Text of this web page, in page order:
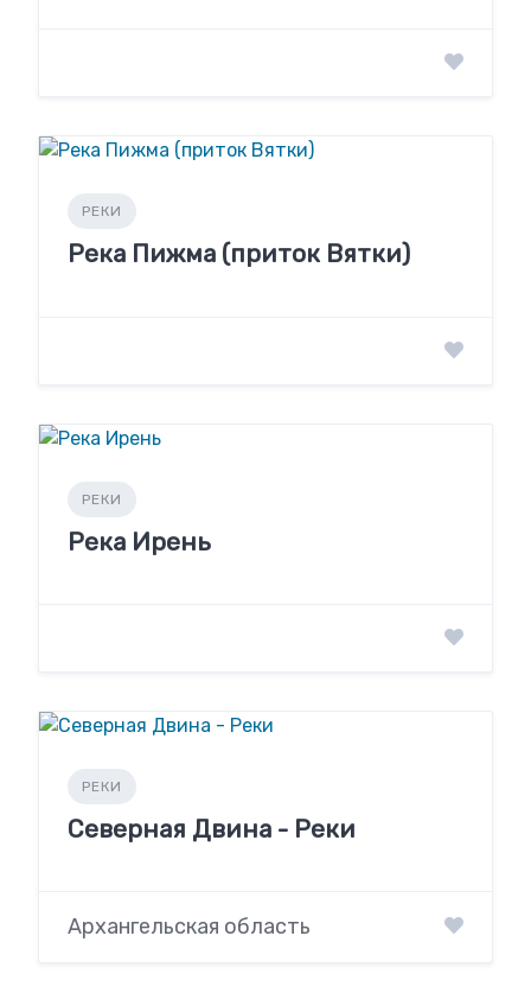
РЕКИ
Река Пижма (приток Вятки)
РЕКИ
Река Ирень
РЕКИ
Северная Двина - Реки
Архангельская область